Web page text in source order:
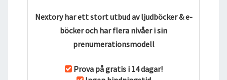
Nextory har ett stort utbud av ljudböcker & e-
böcker och har flera nivåer i sin
prenumerationsmodell
Prova på gratis i 14 dagar!